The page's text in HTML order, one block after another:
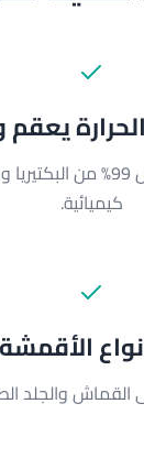
درجات الحرارة العالية تقتل
كيميائية.
القماش والجلد